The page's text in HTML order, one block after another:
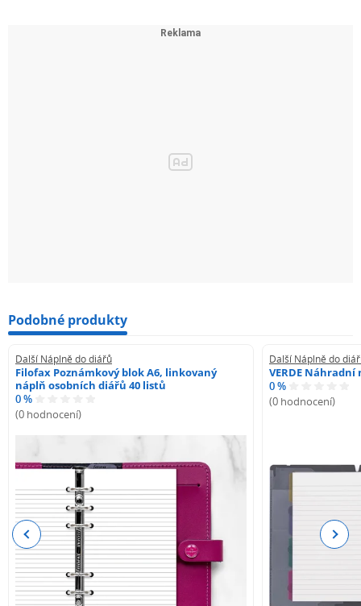
Podobné produkty
Další Náplně do diářů
Filofax Poznámkový blok A6, linkovaný
náplň osobních diářů 40 listů
0 %
(0 hodnocení)
Další Náplně do
VERDE Náhradní
0 %
(0 hodnocení)
Previous Next